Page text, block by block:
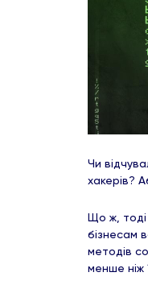
Чи
хакерів?
Що ж, тоді
бізнесам
методів
менше ніж